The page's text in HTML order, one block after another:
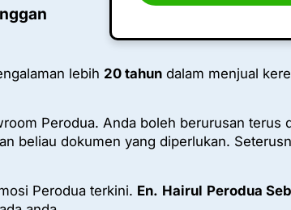
lebih 20 tahun dalam menjual
Perodua. Anda boleh berurusan terus
beliau dokumen yang diperlukan.
Perodua terkini. En. Hairul Perodua